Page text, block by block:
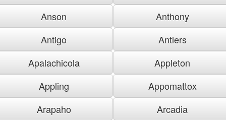
Anson
Anthony
Antigo
Antlers
Apalachicola
Appleton
Appling
Appomattox
Arapaho
Arcadia